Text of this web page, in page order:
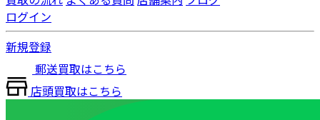
ログイン
新規登録
郵送買取はこちら
店頭買取はこちら